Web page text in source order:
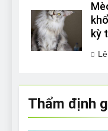
kỳ
Thẩm định